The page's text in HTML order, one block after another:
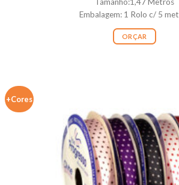
Embalagem: 1 Rolo c/ 5
ORÇAR
+Cores